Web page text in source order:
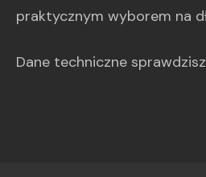
praktycznym wyborem na
Dane techniczne